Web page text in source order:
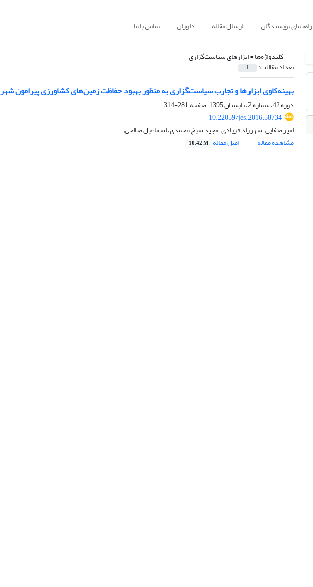
راهنمای نویسندگان ارسال مقاله داوران تماس با ما
کلیدواژه‌ها =ابزارهای سیاست‌گزاری
تعداد مقالات: 1
بهینه‌کاوی ابزارها و تجارب سیاست‌گزاری به منظور بهبود حفاظت زمین‌های کشاورزی پیرامون
دوره 42، شماره 2، تابستان 1395، صفحه
281-314
10.22059/jes.2016.58734
امیر صفایی، شهرزاد فریادی، مجید شیخ محمدی، اسماعیل صالحی
مشاهده مقاله
اصل مقاله 10.42 M